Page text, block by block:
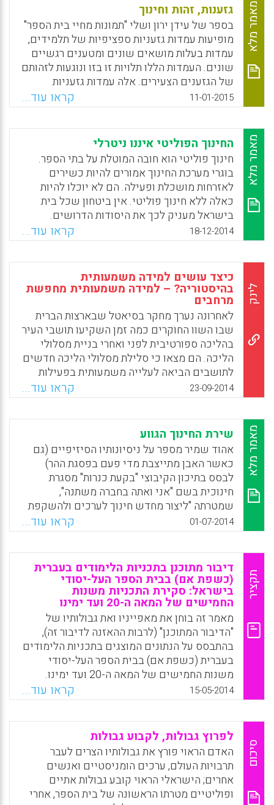
WhatsApp
Facebook
Email
X מאמר מלא גזענות, זהות וחינוך
בספר של עידן ירון ושלי "תמונות מחיי בית הספר"
מופיעות עמדות גזעניות ספציפיות של תלמידים,
עמדות בעלות מושאים שונים ומטענים רגשיים
שונים. העמדות הללו תלויות זו בזו ונוגעות לזהותם
של הגזענים הצעירים. אלה עמדות גזעניות
בהתהוות. הן משקפות את העמדות הגזעניות
המגובשות יותר של המבוגרים. הואיל ועמדה
גזענית קשורה לזהות, אי אפשר להחליף אותה
בקלות; לזהותו של הגזען יש לגשת בהתחשבות
ובזהירות (יורם הרפז).
WhatsApp
Facebook
Email
X
11-01-2015 קראו עוד...
מאמר מלא החינוך הפוליטי איננו ניטרלי
חינוך פוליטי הוא חובה המוטלת על בתי הספר.
בוגרי מערכת החינוך אמורים להיות כשירים
לאזרחות מושכלת ופעילה. הם לא יוכלו להיות
כאלה ללא חינוך פוליטי. אין ביטחון שכל בית
בישראל מעניק לכך את היסודות הדרושים.
בהכללה, התקשורת בישראל, לסוגיה השונים,
אינה מעניקה חינוך פוליטי ברמה טובה. בהיעדר
חלופות אחרות, טיב החינוך הפוליטי בבית הספר
קובע את הנכונות ואת המסוגלות האזרחית-חברתית
של בוגרי מערכת החינוך – האזרחיות והאזרחים
(מרדכי קרמניצר).
WhatsApp
Facebook
Email
X
18-12-2014 קראו עוד...
לינק
כיצד עושים למידה משמעותית
בהיסטוריה? – למידה משמעותית מחפשת
מרחבים
לאחרונה נערך מחקר בסיאטל שבארצות הברית
שבו השוו החוקרים כמה זמן השקיעו תושבי העיר
בהליכה ספורטיבית לפני ואחרי בניית מסלולי
הליכה. הם מצאו כי סלילת מסלולי הליכה חדשים
לתושבים הביאה לעלייה משמעותית בפעילות
ההליכה שלהם. במילים אחרות, יצירת תנאים
הולמים ומתאימים לפעילות עודדה והגבירה את
העיסוק ואת הפעילות. באמצעות סיפור זה ננסח
כעת את הסוגיה שמעסיקה אותנו במאמר קצר זה:
כאנשי חינוך, כמחנכים וכמורים אנו מבקשים
לטפח למידה משמעותית אצל התלמידים, הווה
אומר, ליצור תנאים דומים ל"מסלולי הליכה"
עבורם כדי שיוכלו לקיים מפגשים פוריים בינם
לבין כל מטעני הידע, התרבות, החברה והסביבה:
הגות ומעש, אירועים ודעות, סוגיות ואישים,
ערכים ועמדות (גדי ראונר).
WhatsApp
Facebook
Email
X
23-09-2014 קראו עוד...
מאמר מלא שירת החינוך הגווע
אהוד שמיר מספר על ניסיונותיו הסיזיפיים (גם
כאשר האבן מתייצבת מדי פעם בפסגת ההר)
לבסס בתיכון הקיבוצי "בקעת כנרות" מסגרת
חינוכית בשם "אני ואתה בחברה משתנה",
שמטרתה "ליצור מחדש חינוך לערכים ולהשקפת
עולם, ולהופכו, תוך כדי כך, לחלק חשוב של בית
הספר". המסגרת מנסה לצקת תוכן משמעותי
ב"שעת מחנך", שאיבדה מזמן את משמעותה
(המורה סוגרת כמה עניינים בשיעור האחרון ביום
האחרון של שבוע הלימודים), ולהחזיר ל"חינוך
לערכים" את מעמדו במוסד ש"חינוך לערכים" לא
מעניין אותו (יורם הרפז).
WhatsApp
Facebook
Email
X
01-07-2014 קראו עוד...
תקציר
דיבור מתוכנן בתכניות הלימודים בעברית
(כשפת אם) בבית הספר העל-יסודי
בישראל: סקירת התכניות משנות
החמישים של המאה ה-20 ועד ימינו
מאמר זה בוחן את מאפייניו ואת גבולותיו של
"הדיבור המתוכנן" (לרבות ההאזנה לדיבור זה),
בהתבסס על הנתונים המוצגים בתכניות הלימודים
בעברית (כשפת אם) בבית הספר העל-יסודי
משנות החמישים של המאה ה-20 ועד ימינו.
נחקרו גם היסודות הקבועים והשינויים שחלו
בהוראה-למידה של "דיבור מתוכנן" בבית הספר
העל-יסודי (רחל רוזנר).
WhatsApp
Facebook
Email
X
15-05-2014 קראו עוד...
סיכום
לפרוץ גבולות, לקבוע גבולות
האדם הראוי פורץ את גבולותיו הצרים לעבר
תרבויות העולם, ערכים הומניסטיים ואנשים
אחרים; הישראלי הראוי קובע גבולות אתיים
ופוליטיים מטרתו הראשונה של בית הספר, אחרי